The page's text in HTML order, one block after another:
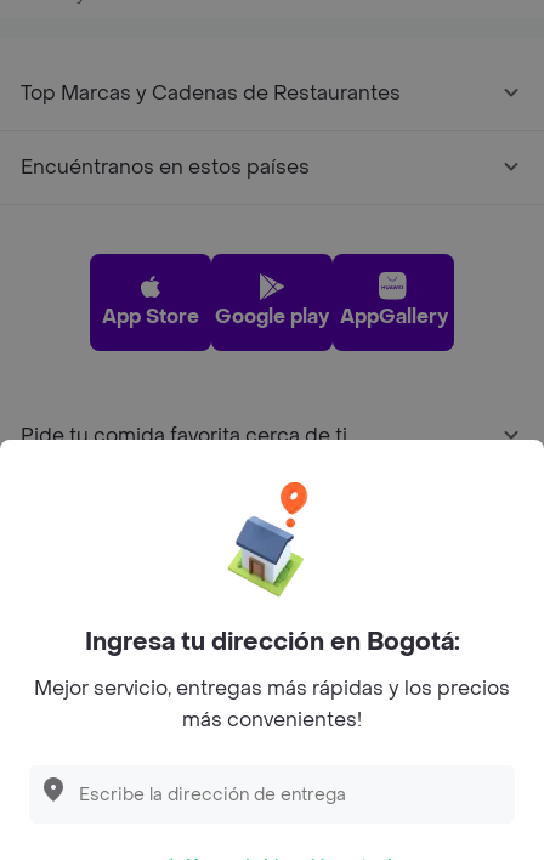
Top Marcas y Cadenas de Restaurantes
Encuéntranos en estos países
App Store Google play AppGallery
Pide tu comida favorita cerca de ti
Sobre Rappi
Facebook
Twitter
Instagram
©2026Rappi Inc. All rights reserved.
Ingresa tu dirección en Bogotá:
Mejor servicio, entregas más rápidas y los precios
más convenientes!